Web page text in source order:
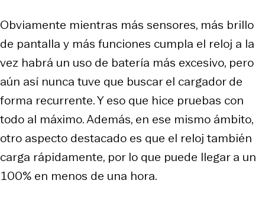
Obviamente mientras más sensores, más brillo
de pantalla y más funciones cumpla el reloj a la
vez habrá un uso de batería más excesivo, pero
aún así nunca tuve que buscar el cargador de
forma recurrente. Y eso que hice pruebas con
todo al máximo. Además, en ese mismo ámbito,
otro aspecto destacado es que el reloj también
carga rápidamente, por lo que puede llegar a un
100% en menos de una hora.